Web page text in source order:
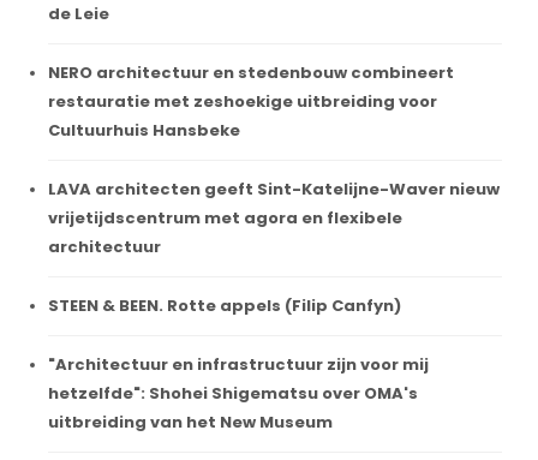
de Leie
NERO architectuur en stedenbouw combineert
restauratie met zeshoekige uitbreiding voor
Cultuurhuis Hansbeke
LAVA architecten geeft Sint-Katelijne-Waver nieuw
vrijetijdscentrum met agora en flexibele
architectuur
STEEN & BEEN. Rotte appels (Filip Canfyn)
"Architectuur en infrastructuur zijn voor mij
hetzelfde": Shohei Shigematsu over OMA's
uitbreiding van het New Museum